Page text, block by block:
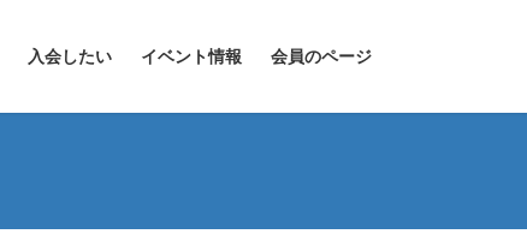
入会したい イベント情報 会員のページ